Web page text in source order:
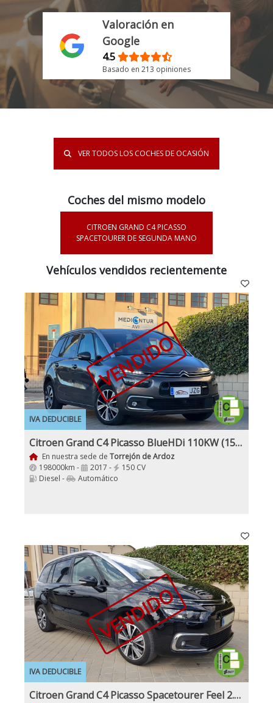
Valoración en
Google
4.5
Basado en 213 opiniones
VER TODOS LOS COCHES DE OCASIÓN
Coches del mismo modelo
CITROEN GRAND C4 PICASSO
SPACETOURER DE SEGUNDA MANO
Vehículos vendidos recientemente
IVA DEDUCIBLE
VENDIDO
Citroen Grand C4 Picasso BlueHDi 110KW (150CV) EAT6
En nuestra sede de Torrejón de Ardoz
198000km -
2017 -
150 CV
Diesel -
Automático
IVA DEDUCIBLE
VENDIDO
Citroen Grand C4 Picasso Spacetourer Feel 2.0Hdi 150Cv 7 Plazas